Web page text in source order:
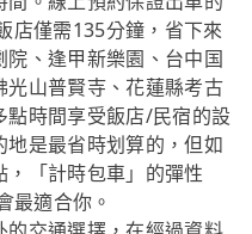
僅需135分鐘，省下來
、逢甲新樂園、台中国
光山普賢寺、花蓮縣考古
時間享受飯店/民宿的設
是最省時划算的，但如
「計時包車」的彈性
最適合你。